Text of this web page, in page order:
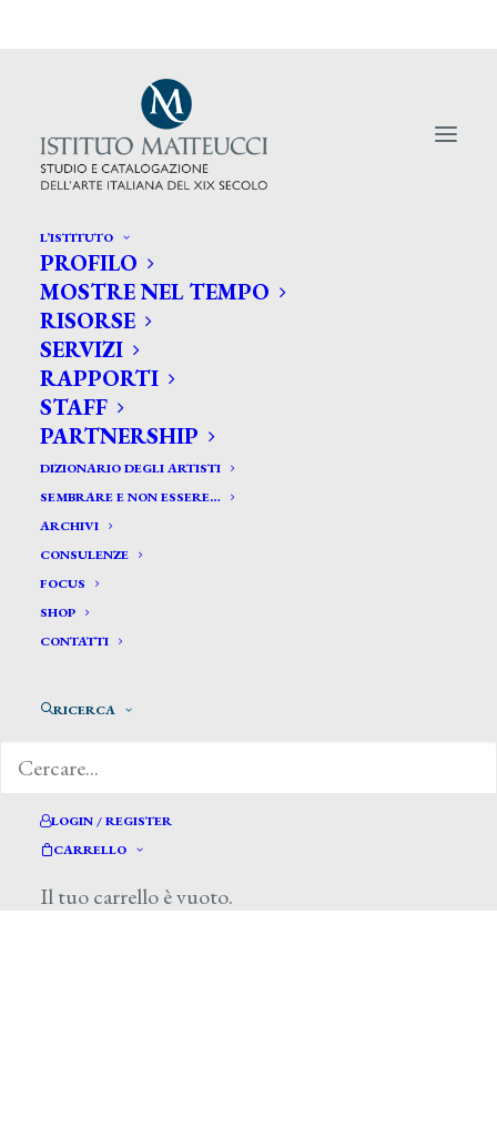
L’ISTITUTO
PROFILO
MOSTRE NEL TEMPO
RISORSE
SERVIZI
RAPPORTI
STAFF
PARTNERSHIP
DIZIONARIO DEGLI ARTISTI
SEMBRARE E NON ESSERE…
ARCHIVI
CONSULENZE
FOCUS
SHOP
CONTATTI
RICERCA
LOGIN / REGISTER
CARRELLO
Il tuo carrello è vuoto.
Le aste in Italia recuperano
Plus24-Il Sole 24 Ore, 28 dicembre 2013